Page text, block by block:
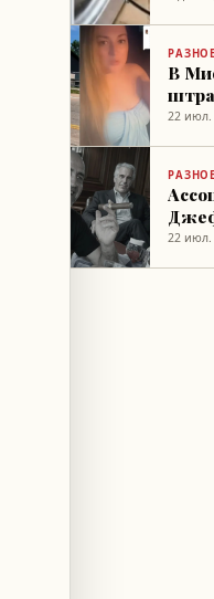
РАЗНОЕ
В
22 июл.
РАЗНОЕ
22 июл.